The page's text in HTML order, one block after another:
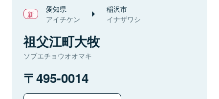
愛知県
アイチケン
稲沢市
イナザワシ
祖父江町大牧
ソブエチョウオオマキ
495-0014